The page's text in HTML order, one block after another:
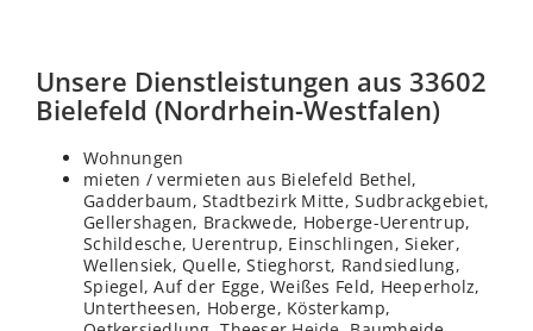
Unsere Dienstleistungen aus 33602
Bielefeld (Nordrhein-Westfalen)
Wohnungen
mieten / vermieten aus Bielefeld Bethel,
Gadderbaum, Stadtbezirk Mitte, Sudbrackgebiet,
Gellershagen, Brackwede, Hoberge-Uerentrup,
Schildesche, Uerentrup, Einschlingen, Sieker,
Wellensiek, Quelle, Stieghorst, Randsiedlung,
Spiegel, Auf der Egge, Weißes Feld, Heeperholz,
Untertheesen, Hoberge, Kösterkamp,